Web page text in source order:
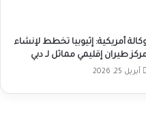
أمريكية: إثيوبيا تخطط لإنشاء
طيران إقليمي مماثل لـ دبي
أبريل 25, 2026